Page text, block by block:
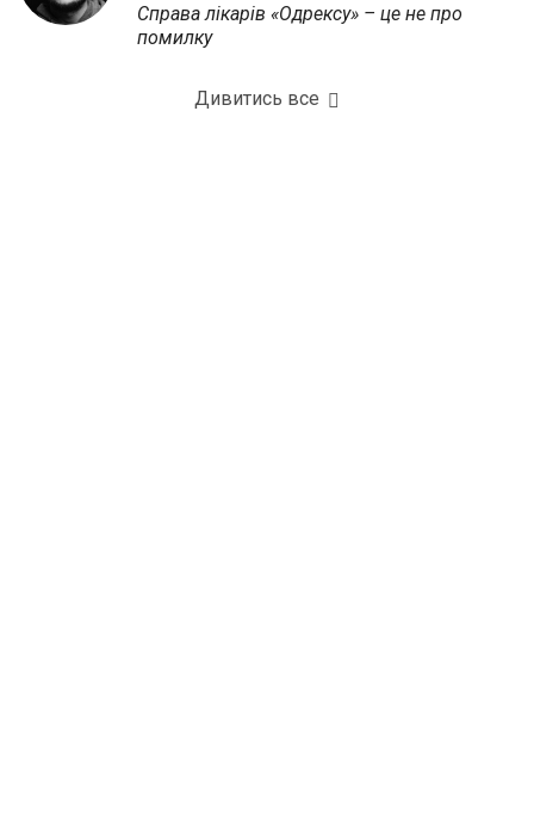
Справа лікарів «Одрексу» – це не про
помилку
Дивитись все